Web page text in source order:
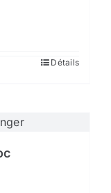
Détails